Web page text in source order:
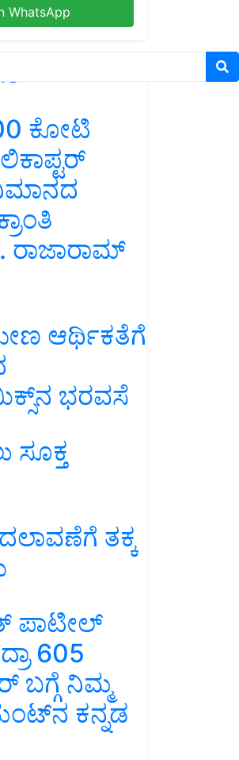
WhatsApp
ಕೋಟಿ
ರಾಜಾರಾಮ್
ಆರ್ಥಿಕತೆಗೆ
ಭರವಸೆ
ಸೂಕ್ತ
ತಕ್ಕ
ಪಾಟೀಲ್
605
ಬಗ್ಗೆ ನಿಮ್ಮ
ಕನ್ನಡ